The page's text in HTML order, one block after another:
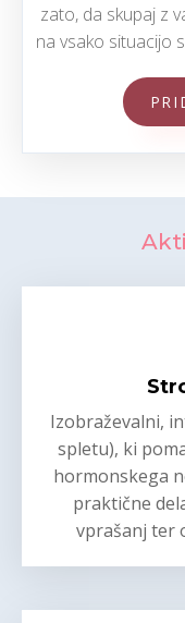
zato, da skupaj z
na vsako situacijo
Izobraževalni,
spletu), ki
hormonskega
praktične
vprašanj ter